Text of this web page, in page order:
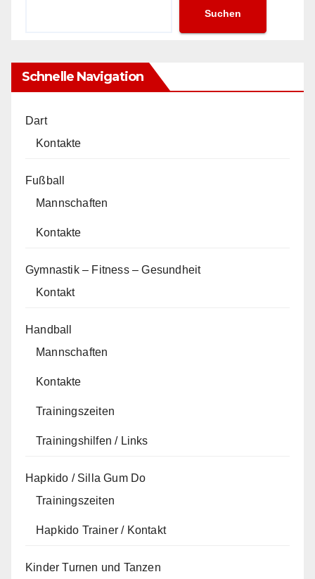
Suchen
Schnelle Navigation
Dart
Kontakte
Fußball
Mannschaften
Kontakte
Gymnastik – Fitness – Gesundheit
Kontakt
Handball
Mannschaften
Kontakte
Trainingszeiten
Trainingshilfen / Links
Hapkido / Silla Gum Do
Trainingszeiten
Hapkido Trainer / Kontakt
Kinder Turnen und Tanzen